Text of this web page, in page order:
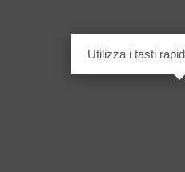
Utilizza i tasti